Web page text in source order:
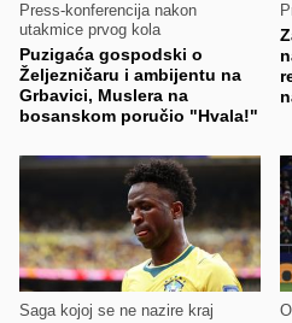
Press-konferencija nakon
utakmice prvog kola
Puzigaća gospodski o
Željezničaru i ambijentu na
Grbavici, Muslera na
bosanskom poručio "Hvala!"
Saga kojoj se ne nazire kraj